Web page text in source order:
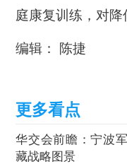
庭康复训练，对降
编辑： 陈捷
华交会前瞻：宁波
藏战略图景